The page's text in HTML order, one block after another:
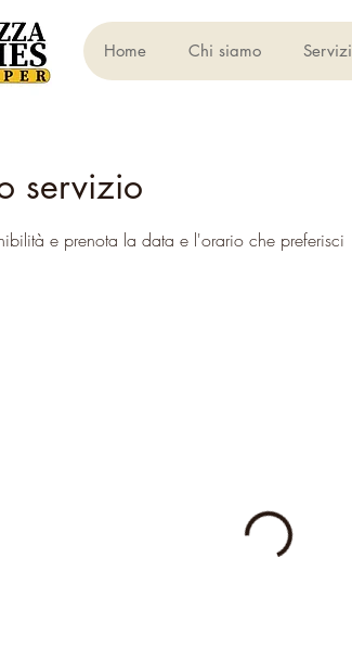
Home Chi siamo Servizi
servizio
e prenota la data e l'orario che preferisci